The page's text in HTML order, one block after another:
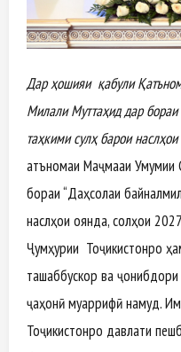
Дар ҳошияи қабули
Милали Муттаҳид дар
таҳкими сулҳ барои
Қатъномаи Маҷмааи
бораи “Даҳсолаи
наслҳои оянда, солҳои
Ҷумҳурии Тоҷикистонро
ташаббускор ва
ҷаҳонӣ муаррифӣ намуд.
Тоҷикистонро давлати